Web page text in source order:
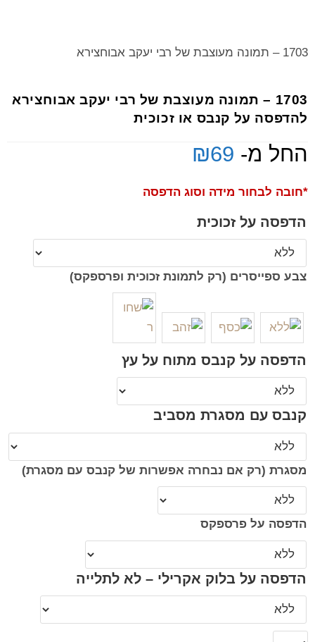
1703 – תמונה מעוצבת של רבי יעקב אבוחצירא
1703 – תמונה מעוצבת של רבי יעקב אבוחצירא
להדפסה על קנבס או זכוכית
החל מ- ₪69
*חובה לבחור מידה וסוג הדפסה
הדפסה על זכוכית
צבע ספייסרים (רק לתמונת זכוכית ופרספקס)
הדפסה על קנבס מתוח על עץ
קנבס עם מסגרת מסביב
מסגרת (רק אם נבחרה אפשרות של קנבס עם מסגרת)
הדפסה על פרספקס
הדפסה על בלוק אקרילי – לא לתלייה